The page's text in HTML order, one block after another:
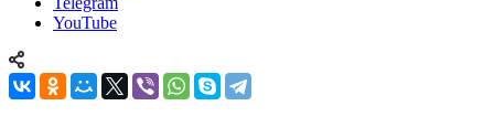
YouTube